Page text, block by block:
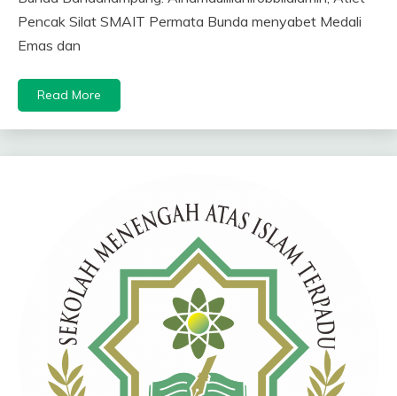
Pencak Silat SMAIT Permata Bunda menyabet Medali
Emas dan
Read More